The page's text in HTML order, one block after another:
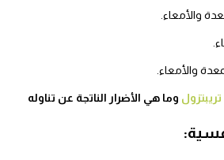
والأمعاء.
والأمعاء.
وما هي الأضرار الناتجة عن تناوله